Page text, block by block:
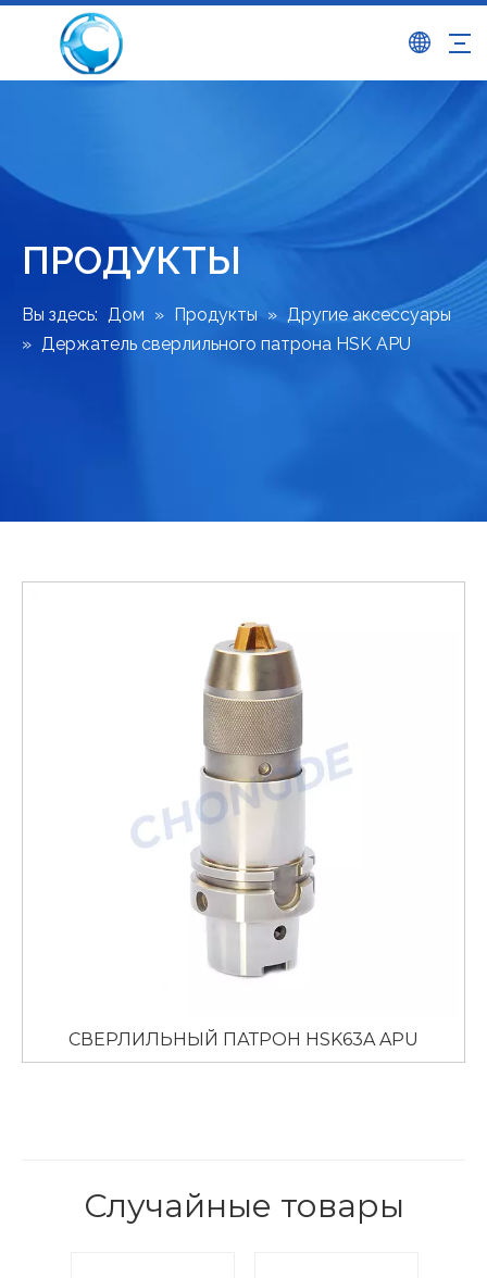
ПРОДУКТЫ
Вы здесь: Дом » Продукты » Другие аксессуары
» Держатель сверлильного патрона HSK APU
СВЕРЛИЛЬНЫЙ ПАТРОН HSK63A APU
Случайные товары